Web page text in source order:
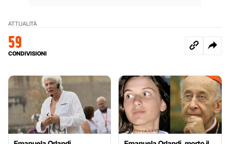
ATTUALITÀ
59
CONDIVISIONI